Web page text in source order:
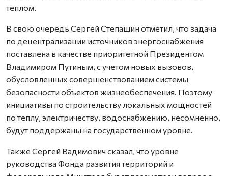
теплом.
В свою очередь Сергей Степашин отметил, что задача
по децентрализации источников энергоснабжения
поставлена в качестве приоритетной Президентом
Владимиром Путиным, с учетом новых вызовов,
обусловленных совершенствованием системы
безопасности объектов жизнеобеспечения. Поэтому
инициативы по строительству локальных мощностей
по теплу, электричеству, водоснабжению, несомненно,
будут поддержаны на государственном уровне.
Также Сергей Вадимович сказал, что уровне
руководства Фонда развития территорий и